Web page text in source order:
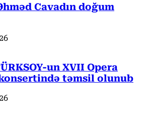
Cavadın doğum
un XVII Opera
təmsil olunub